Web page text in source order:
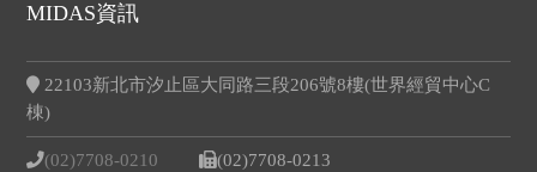
MIDAS資訊
22103新北市汐止區大同路三段206號8樓(世界經貿中心C
棟)
(02)7708-0210 (02)7708-0213